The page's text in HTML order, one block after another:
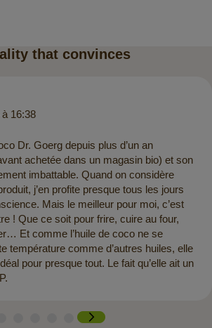
that convinces
16:38
Dr. Goerg depuis plus d’un an
achetée dans un magasin bio) et son
imbattable. Quand on considère
j’en profite presque tous les jours
Mais le meilleur pour moi, c’est
! Que ce soit pour frire, cuire au four,
Et comme l’huile de coco ne se
température comme d’autres huiles, elle
pour presque tout. Le fait qu’elle ait un